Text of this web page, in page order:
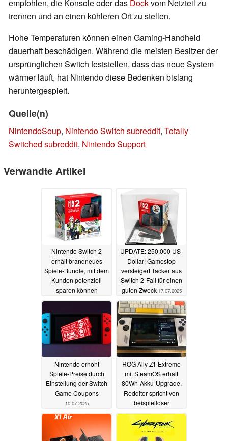
empfohlen, die Konsole oder das Dockvom Netzteil zu
trennen und an einen kühleren Ort zu stellen.
Hohe Temperaturen können einen Gaming-Handheld
dauerhaft beschädigen. Während die meisten Besitzer der
ursprünglichen Switch feststellen, dass das neue System
wärmer läuft, hat Nintendo diese Bedenken bislang
heruntergespielt.
Quelle(n)
NintendoSoup, Nintendo Switch subreddit, Totally
Switched subreddit, Nintendo Support
Verwandte Artikel
Nintendo Switch 2
erhält brandneues
Spiele-Bundle, mit dem
Kunden potenziell
sparen können
22.07.2025
UPDATE: 250.000 US-
Dollar! Gamestop
versteigert Tacker aus
Switch 2-Fail für einen
guten Zweck 17.07.2025
Nintendo erhöht
Spiele-Preise durch
Einstellung der Switch
Game Coupons
10.07.2025
ROG Ally Z1 Extreme
mit SteamOS erhält
80Wh-Akku-Upgrade,
Redditor spricht von
beispielloser
Verbesserung der
Akkulaufzeit05.07.2025